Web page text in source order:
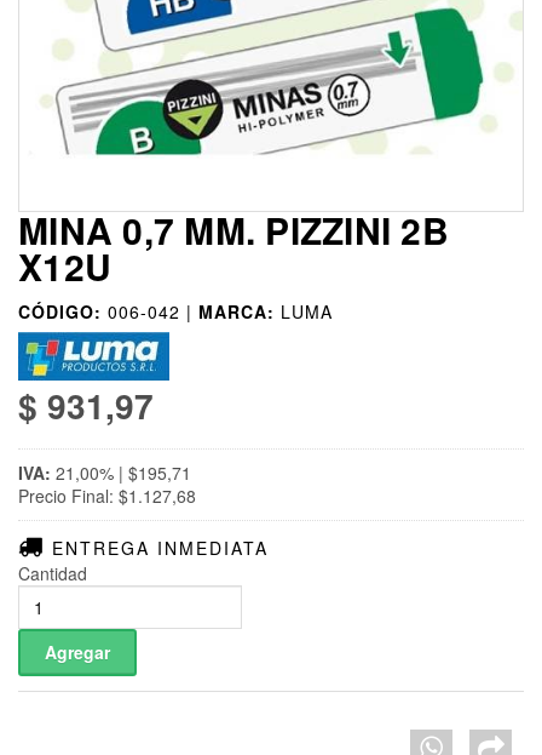
MINA 0,7 MM. PIZZINI 2B
X12U
CÓDIGO: 006-042 | MARCA: LUMA
$ 931,97
IVA: 21,00% | $195,71
Precio Final: $1.127,68
ENTREGA INMEDIATA
Cantidad